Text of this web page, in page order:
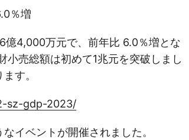
％増
4,000万元で、前年比 6.0％増とな
小売総額は初めて1兆元を突破しまし
す。
sz-gdp-2023/
イベントが開催されました。